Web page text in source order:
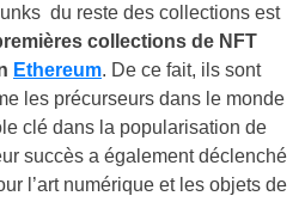
du reste des collections est
collections de NFT
Ethereum. De ce fait, ils sont
les précurseurs dans le monde
clé dans la popularisation de
succès a également déclenché
l’art numérique et les objets de